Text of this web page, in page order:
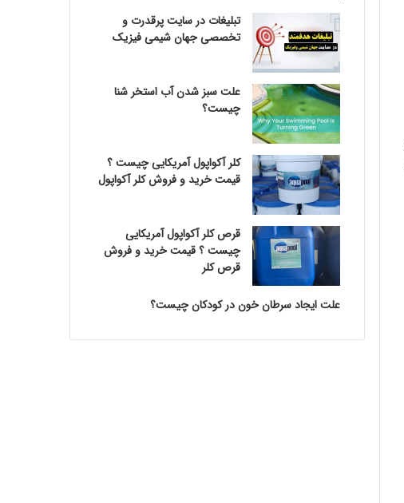
تبلیغات در سایت پرقدرت و
تخصصی جهان شیمی فیزیک
علت سبز شدن آب استخر شنا
چیست؟
کلر آکواپول آمریکایی چیست ؟
قیمت خرید و فروش کلر آکواپول
قرص کلر آکواپول آمریکایی
چیست ؟ قیمت خرید و فروش
قرص کلر
علت ایجاد سرطان خون در کودکان چیست؟